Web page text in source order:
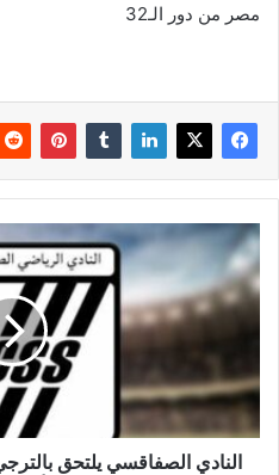
مصر من دور الـ32
النادي الصفاقسي يلتحق